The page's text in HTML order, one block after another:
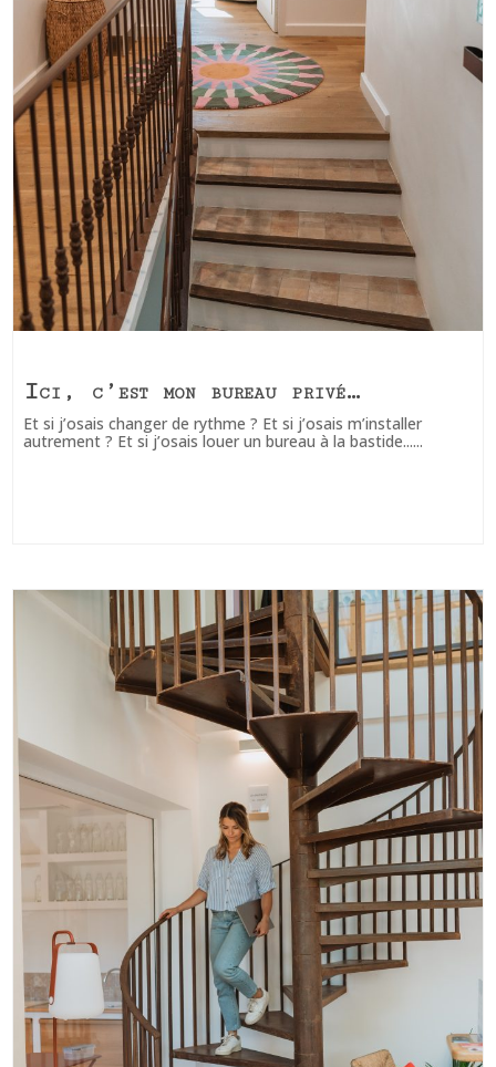
Ici, c’est mon bureau privé…
Et si j’osais changer de rythme ? Et si j’osais m’installer
autrement ? Et si j’osais louer un bureau à la bastide......